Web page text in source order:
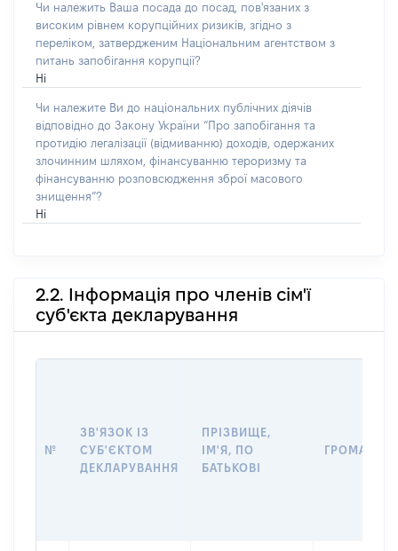
Чи належить Ваша посада до посад, пов'язаних з
високим рівнем корупційних ризиків, згідно з
переліком, затвердженим Національним агентством з
питань запобігання корупції?
Ні
Чи належите Ви до національних публічних діячів
відповідно до Закону України “Про запобігання та
протидію легалізації (відмиванню) доходів, одержаних
злочинним шляхом, фінансуванню тероризму та
фінансуванню розповсюдження зброї масового
знищення”?
Ні
2.2. Інформація про членів сім'ї
суб'єкта декларування
№
ЗВ'ЯЗОК ІЗ
СУБ'ЄКТОМ
ДЕКЛАРУВАННЯ
ПРІЗВИЩЕ,
ІМ'Я, ПО
БАТЬКОВІ